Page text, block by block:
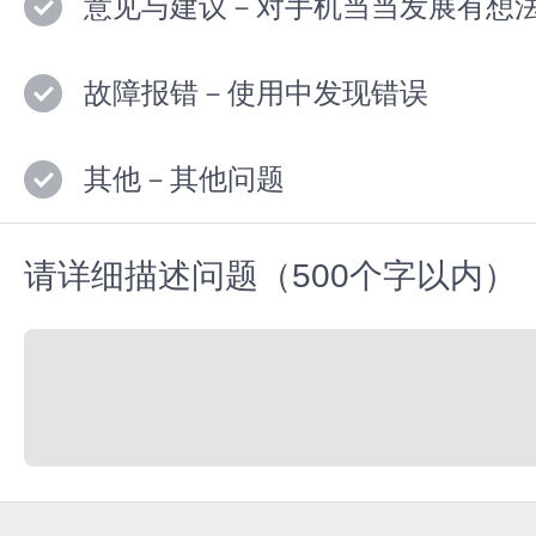
意见与建议－对手机当当发展有想
故障报错－使用中发现错误
其他－其他问题
请详细描述问题（500个字以内）